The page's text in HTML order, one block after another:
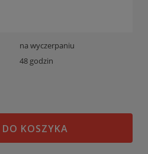
na wyczerpaniu
48 godzin
DO KOSZYKA